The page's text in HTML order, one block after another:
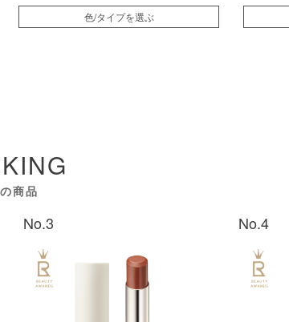
色/タイプを選ぶ
商品
No.3 No.4